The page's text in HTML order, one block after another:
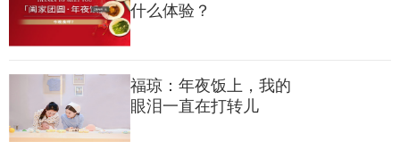
什么体验？
福琼：年夜饭上，我的
眼泪一直在打转儿